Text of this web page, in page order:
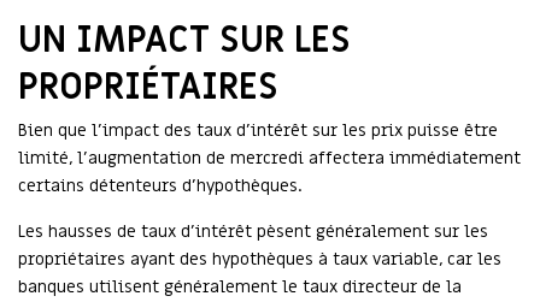
UN IMPACT SUR LES
PROPRIÉTAIRES
Bien que l'impact des taux d'intérêt sur les prix puisse être
limité, l'augmentation de mercredi affectera immédiatement
certains détenteurs d'hypothèques.
Les hausses de taux d'intérêt pèsent généralement sur les
propriétaires ayant des hypothèques à taux variable, car les
banques utilisent généralement le taux directeur de la